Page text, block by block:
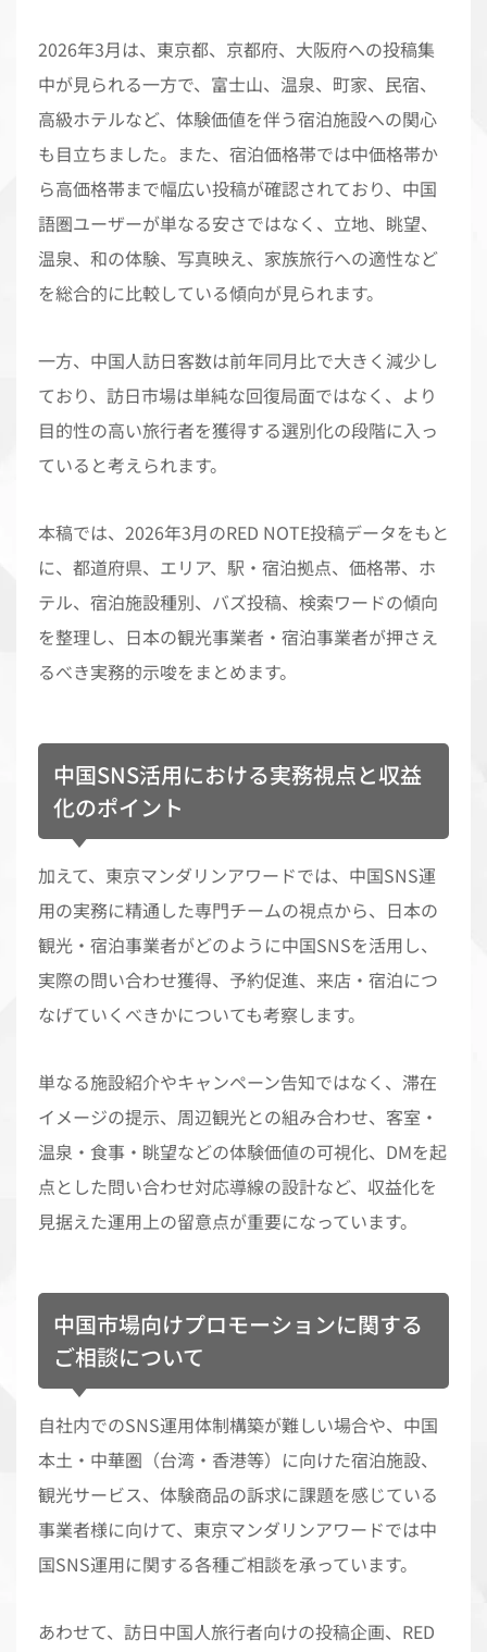
2026年3月は、東京都、京都府、大阪府への投稿集
中が見られる一方で、富士山、温泉、町家、民宿、
高級ホテルなど、体験価値を伴う宿泊施設への関心
も目立ちました。また、宿泊価格帯では中価格帯か
ら高価格帯まで幅広い投稿が確認されており、中国
語圏ユーザーが単なる安さではなく、立地、眺望、
温泉、和の体験、写真映え、家族旅行への適性など
を総合的に比較している傾向が見られます。
一方、中国人訪日客数は前年同月比で大きく減少し
ており、訪日市場は単純な回復局面ではなく、より
目的性の高い旅行者を獲得する選別化の段階に入っ
ていると考えられます。
本稿では、2026年3月のRED NOTE投稿データをもと
に、都道府県、エリア、駅・宿泊拠点、価格帯、ホ
テル、宿泊施設種別、バズ投稿、検索ワードの傾向
を整理し、日本の観光事業者・宿泊事業者が押さえ
るべき実務的示唆をまとめます。
中国SNS活用における実務視点と収益
化のポイント
加えて、東京マンダリンアワードでは、中国SNS運
用の実務に精通した専門チームの視点から、日本の
観光・宿泊事業者がどのように中国SNSを活用し、
実際の問い合わせ獲得、予約促進、来店・宿泊につ
なげていくべきかについても考察します。
単なる施設紹介やキャンペーン告知ではなく、滞在
イメージの提示、周辺観光との組み合わせ、客室・
温泉・食事・眺望などの体験価値の可視化、DMを起
点とした問い合わせ対応導線の設計など、収益化を
見据えた運用上の留意点が重要になっています。
中国市場向けプロモーションに関する
ご相談について
自社内でのSNS運用体制構築が難しい場合や、中国
本土・中華圏（台湾・香港等）に向けた宿泊施設、
観光サービス、体験商品の訴求に課題を感じている
事業者様に向けて、東京マンダリンアワードでは中
国SNS運用に関する各種ご相談を承っています。
あわせて、訪日中国人旅行者向けの投稿企画、RED